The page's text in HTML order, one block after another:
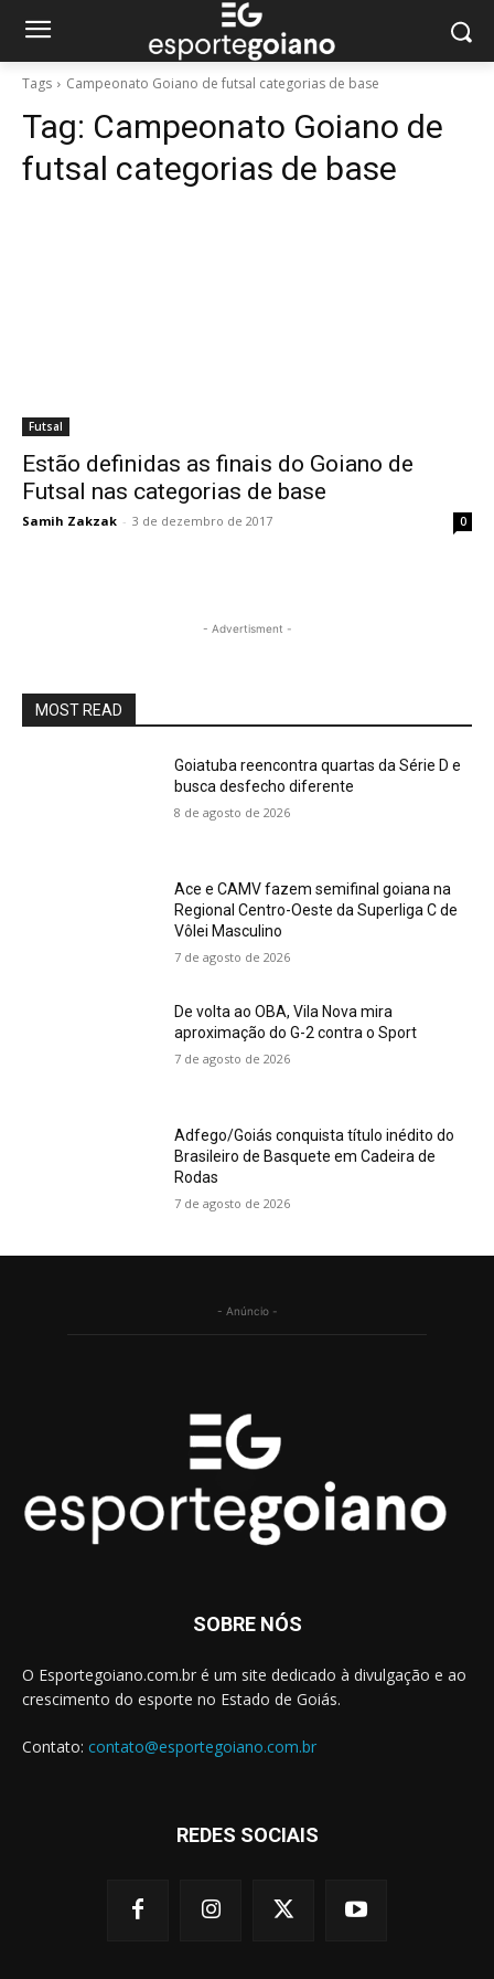
Tags Campeonato Goiano de futsal categorias de base
Tag: Campeonato Goiano de
futsal categorias de base
Futsal
Estão definidas as finais do Goiano de
Futsal nas categorias de base
Samih Zakzak - 3 de dezembro de 2017 0
- Advertisment -
MOST READ
Goiatuba reencontra quartas da Série D e
busca desfecho diferente
8 de agosto de 2026
Ace e CAMV fazem semifinal goiana na
Regional Centro-Oeste da Superliga C de
Vôlei Masculino
7 de agosto de 2026
De volta ao OBA, Vila Nova mira
aproximação do G-2 contra o Sport
7 de agosto de 2026
Adfego/Goiás conquista título inédito do
Brasileiro de Basquete em Cadeira de
Rodas
7 de agosto de 2026
- Anúncio -
SOBRE NÓS
O Esportegoiano.com.br é um site dedicado à divulgação e ao
crescimento do esporte no Estado de Goiás.
Contato: contato@esportegoiano.com.br
REDES SOCIAIS